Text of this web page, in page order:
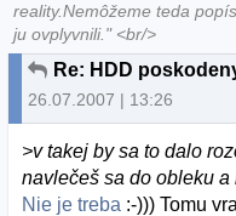
reality.Nemôžeme teda
ju ovplyvnili." <br/>
Re: HDD
26.07.2007 | 13:26
>v takej by sa to dalo
navlečeš sa do obleku a
Nie je treba :-))) Tomu